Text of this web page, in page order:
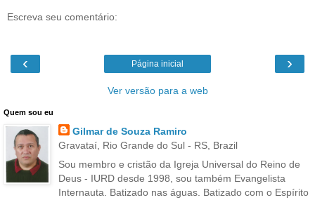
Escreva seu comentário:
‹ ›
Página inicial
Ver versão para a web
Quem sou eu
Gilmar de Souza Ramiro
Gravataí, Rio Grande do Sul - RS, Brazil
Sou membro e cristão da Igreja Universal do Reino de
Deus - IURD desde 1998, sou também Evangelista
Internauta. Batizado nas águas. Batizado com o Espírito